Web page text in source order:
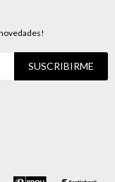
SUSCRIBIRME